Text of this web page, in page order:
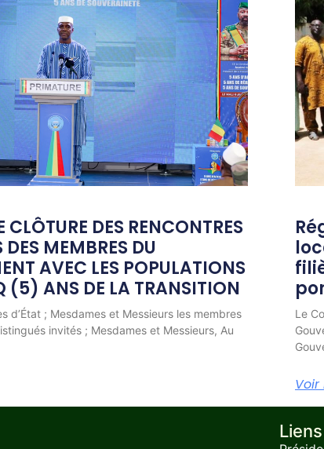
CLÔTURE DES RENCONTRES
DES MEMBRES DU
AVEC LES POPULATIONS
(5) ANS DE LA TRANSITION
d’État ; Mesdames et Messieurs les membres
invités ; Mesdames et Messieurs, Au
Le
Voir